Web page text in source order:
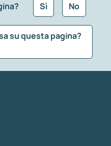
Sì No
su questa pagina?
segnalazione